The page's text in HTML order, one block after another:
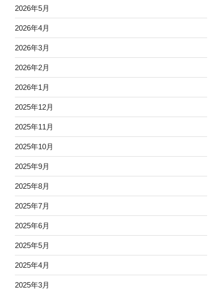
2026年5月
2026年4月
2026年3月
2026年2月
2026年1月
2025年12月
2025年11月
2025年10月
2025年9月
2025年8月
2025年7月
2025年6月
2025年5月
2025年4月
2025年3月